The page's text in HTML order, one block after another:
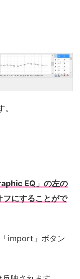
EQ」の左の
フにすることがで
import」ボタン